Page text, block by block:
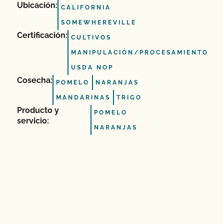
Ubicación: CALIFORNIA
SOMEWHEREVILLE
Certificación: CULTIVOS
MANIPULACIÓN/PROCESAMIENTO
USDA NOP
Cosecha: POMELO NARANJAS
MANDARINAS TRIGO
Producto y
servicio:
POMELO
NARANJAS